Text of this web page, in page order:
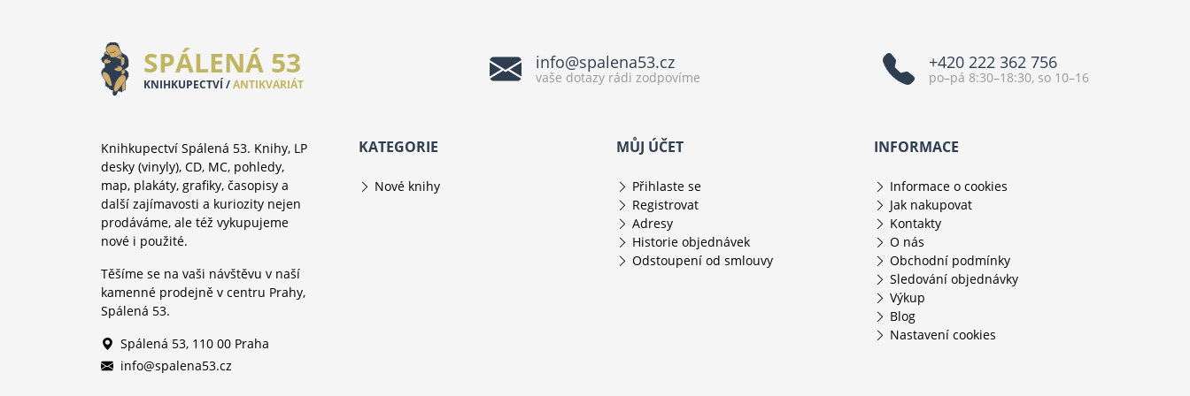
SPÁLENÁ 53
KNIHKUPECTVÍ /ANTIKVARIÁT
info@spalena53.cz
vaše dotazy rádi zodpovíme
+420 222 362 756
po–pá 8:30–18:30, so 10–16
Knihkupectví Spálená 53. Knihy, LP
desky (vinyly), CD, MC, pohledy,
map, plakáty, grafiky, časopisy a
další zajímavosti a kuriozity nejen
prodáváme, ale též vykupujeme
nové i použité.
Těšíme se na vaši návštěvu v naší
kamenné prodejně v centru Prahy,
Spálená 53.
Spálená 53, 110 00 Praha
info@spalena53.cz
KATEGORIE
Nové knihy
MŮJ ÚČET
Přihlaste se
Registrovat
Adresy
Historie objednávek
Odstoupení od smlouvy
INFORMACE
Informace o cookies
Jak nakupovat
Kontakty
O nás
Obchodní podmínky
Sledování objednávky
Výkup
Blog
Nastavení cookies